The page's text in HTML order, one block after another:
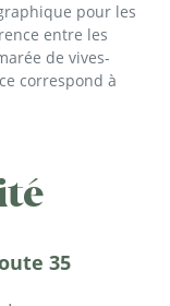
pour les
entre les
de vives-
correspond à
35